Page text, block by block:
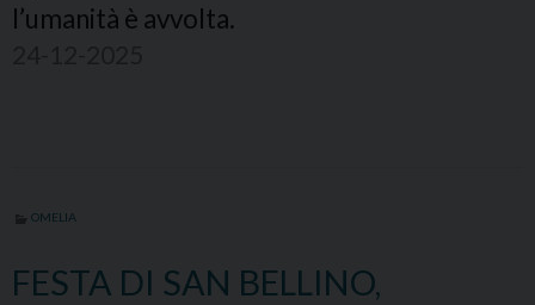
l’umanità è avvolta.
OMELIA
FESTA DI SAN BELLINO,